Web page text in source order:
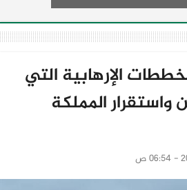
الإرهابية التي
المملكة